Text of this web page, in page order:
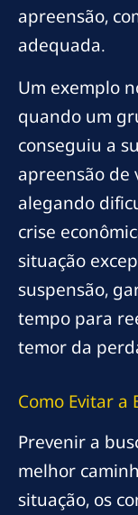
apreensão,
adequada.
Um exemplo
quando um
conseguiu a
apreensão de
alegando
crise
situação
suspensão,
tempo para
temor da
Como Evitar a
Prevenir a
melhor
situação, os